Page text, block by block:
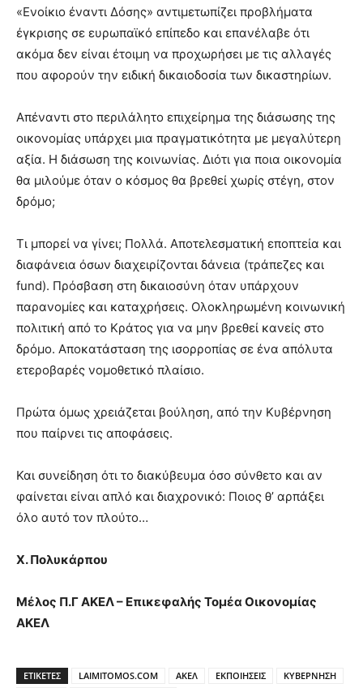
«Ενοίκιο έναντι Δόσης» αντιμετωπίζει προβλήματα
έγκρισης σε ευρωπαϊκό επίπεδο και επανέλαβε ότι
ακόμα δεν είναι έτοιμη να προχωρήσει με τις αλλαγές
που αφορούν την ειδική δικαιοδοσία των δικαστηρίων.
Απέναντι στο περιλάλητο επιχείρημα της διάσωσης της
οικονομίας υπάρχει μια πραγματικότητα με μεγαλύτερη
αξία. Η διάσωση της κοινωνίας. Διότι για ποια οικονομία
θα μιλούμε όταν ο κόσμος θα βρεθεί χωρίς στέγη, στον
δρόμο;
Τι μπορεί να γίνει; Πολλά. Αποτελεσματική εποπτεία και
διαφάνεια όσων διαχειρίζονται δάνεια (τράπεζες και
fund). Πρόσβαση στη δικαιοσύνη όταν υπάρχουν
παρανομίες και καταχρήσεις. Ολοκληρωμένη κοινωνική
πολιτική από το Κράτος για να μην βρεθεί κανείς στο
δρόμο. Αποκατάσταση της ισορροπίας σε ένα απόλυτα
ετεροβαρές νομοθετικό πλαίσιο.
Πρώτα όμως χρειάζεται βούληση, από την Κυβέρνηση
που παίρνει τις αποφάσεις.
Και συνείδηση ότι το διακύβευμα όσο σύνθετο και αν
φαίνεται είναι απλό και διαχρονικό: Ποιος θ’ αρπάξει
όλο αυτό τον πλούτο…
Χ. Πολυκάρπου
Μέλος Π.Γ ΑΚΕΛ – Επικεφαλής Τομέα Οικονομίας
ΑΚΕΛ
ΕΤΙΚΕΤΕΣ LAIMITOMOS.COM ΑΚΕΛ ΕΚΠΟΙΗΣΕΙΣ
ΚΥΒΕΡΝΗΣΗ